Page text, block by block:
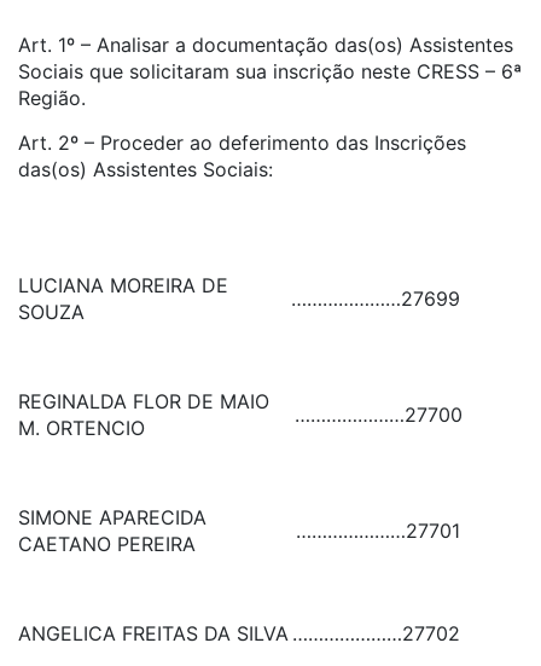
Art. 1º – Analisar a documentação das(os) Assistentes
Sociais que solicitaram sua inscrição neste CRESS – 6ª
Região.
Art. 2º – Proceder ao deferimento das Inscrições
das(os) Assistentes Sociais:
LUCIANA MOREIRA DE
SOUZA
…………………27699
REGINALDA FLOR DE MAIO
M. ORTENCIO
…………………27700
SIMONE APARECIDA
CAETANO PEREIRA
…………………27701
ANGELICA FREITAS DA SILVA …………………27702